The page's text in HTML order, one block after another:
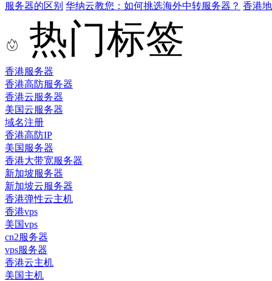
服务器的区别 华纳云教您：如何挑选海外中转服务器？ 香港
热门标签
香港服务器
香港高防服务器
香港云服务器
美国云服务器
域名注册
香港高防IP
美国服务器
香港大带宽服务器
新加坡服务器
新加坡云服务器
香港弹性云主机
香港vps
美国vps
cn2服务器
vps服务器
香港云主机
美国主机